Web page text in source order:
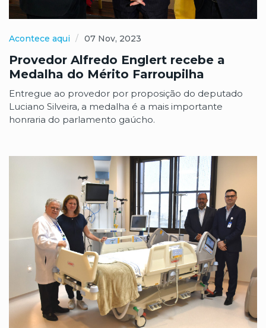
Acontece aqui 07 Nov, 2023
Provedor Alfredo Englert recebe a
Medalha do Mérito Farroupilha
Entregue ao provedor por proposição do deputado
Luciano Silveira, a medalha é a mais importante
honraria do parlamento gaúcho.